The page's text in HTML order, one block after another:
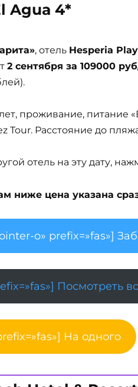
Agua 4*
, отель Hesperia
2 сентября за 109000
проживание, питание
Tour. Расстояние до
отель на эту дату,
ниже цена указана
o» prefix=»fas»]
Посмотреть
На одного